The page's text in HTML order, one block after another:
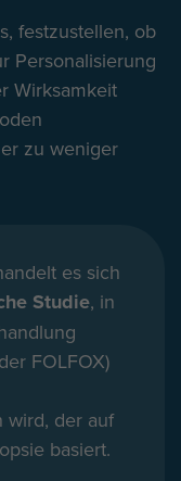
festzustellen, ob
Personalisierung
Wirksamkeit
zu weniger
es sich
Studie, in
FOLFOX)
wird, der auf
basiert.